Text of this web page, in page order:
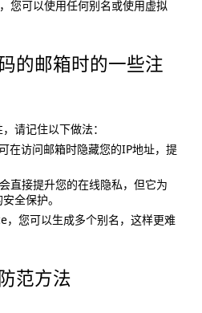
您可以使用任何别名或使用虚拟
的邮箱时的一些注
请记住以下做法：
在访问邮箱时隐藏您的IP地址，提
直接提升您的在线隐私，但它为
全保护。
您可以生成多个别名，这样更难
范方法